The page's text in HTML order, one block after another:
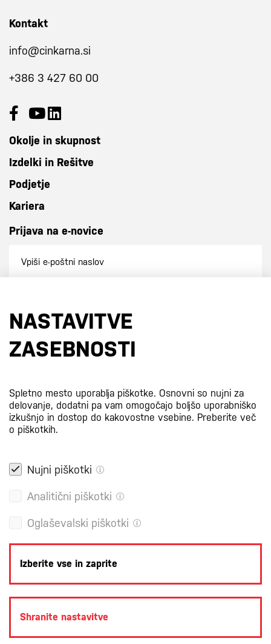
Kontakt
info@cinkarna.si
+386 3 427 60 00
Okolje in skupnost
Izdelki in Rešitve
Podjetje
Kariera
Prijava na e-novice
S prijavo na e-novice se strinjate z
PRODUKCIJA: CREATIM
NASTAVITVE
ZASEBNOSTI
Spletno mesto uporablja piškotke. Osnovni so nujni za
delovanje, dodatni pa vam omogočajo boljšo uporabniško
izkušnjo in dostop do kakovostne vsebine. Preberite več
o piškotkih.
Nujni piškotki
Analitični piškotki
Oglaševalski piškotki
Izberite vse in zaprite
Shranite nastavitve